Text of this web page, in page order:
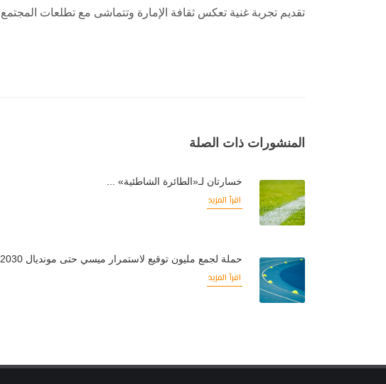
تقديم تجربة غنية تعكس ثقافة الإمارة وتتماشى مع تطلعات
المنشورات ذات الصلة
خسارتان لـ«الطائرة الشاطئية» ...
اقرأ المزيد
حملة لجمع مليون توقيع لاستمرار ميسي حتى مونديال 2030 ...
اقرأ المزيد